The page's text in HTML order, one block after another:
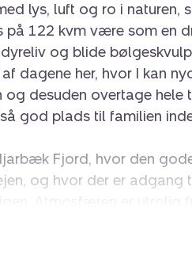
lys, luft og ro i naturen,
på 122 kvm være som en
og blide
dagene her, hvor I kan
og desuden overtage hele
god plads til familien
Fjord, hvor den
og hvor der er adgang
mod byen, er der kun